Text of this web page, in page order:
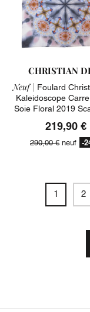
CHRISTIAN
Neuf | Foulard
Kaleidoscope
Soie Floral 2019
219,90 €
290,00 € neuf -
1 2